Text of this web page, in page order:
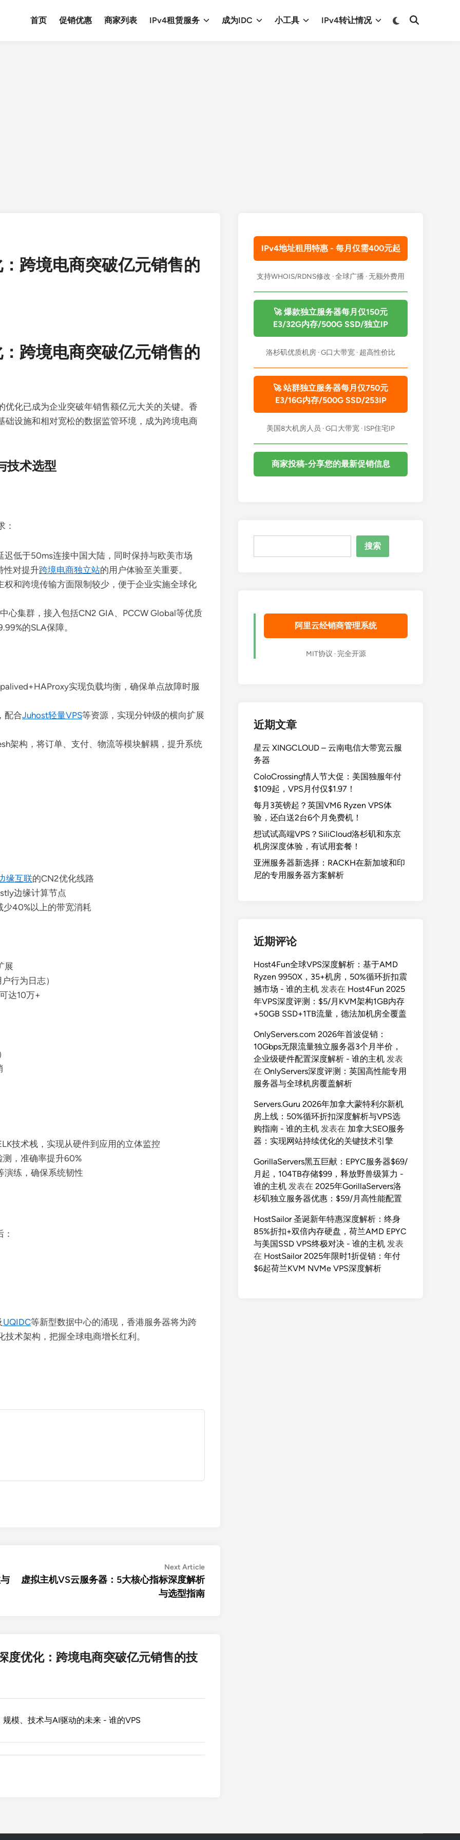
首页 促销优惠 商家列表 IPv4租赁服务 成为IDC 小工具 IPv4转让情况
Switch
Open
跨境电商突破亿元销售的
跨境电商突破亿元销售的
化已成为企业突破年销售额亿元大关的关键。香
设施和相对宽松的数据监管环境，成为跨境电商
技术选型
：
低于50ms连接中国大陆，同时保持与欧美市场
性对提升跨境电商独立站的用户体验至关重要。
权和跨境传输方面限制较少，便于企业实施全球化
心集群，接入包括CN2 GIA、PCCW Global等优质
的SLA保障。
实现负载均衡，确保单点故障时服
配合Juhost轻量VPS等资源，实现分钟级的横向扩展
架构，将订单、支付、物流等模块解耦，提升系统
缘互联的CN2优化线路
边缘计算节点
少40%以上的带宽消耗
展
行为日志）
达10万+
技术栈，实现从硬件到应用的立体监控
，准确率提升60%
演练，确保系统韧性
UQIDC等新型数据中心的涌现，香港服务器将为跨
术架构，把握全球电商增长红利。
Next ArticleNext
article:
虚拟主机VS云服务器：5大核心指标深度解析
与选型指南
度优化：跨境电商突破亿元销售的技
模、技术与AI驱动的未来 - 谁的VPS
IPv4地址租用特惠 - 每月仅需400元起
支持WHOIS/RDNS修改 · 全球广播 · 无额外费用
🚀 爆款独立服务器每月仅150元
E3/32G内存/500G SSD/独立IP
洛杉矶优质机房 · G口大带宽 · 超高性价比
🚀 站群独立服务器每月仅750元
E3/16G内存/500G SSD/253IP
美国8大机房人员 · G口大带宽 · ISP住宅IP
商家投稿-分享您的最新促销信息
搜索
阿里云经销商管理系统
MIT协议 · 完全开源
近期文章
星云 XINGCLOUD – 云南电信大带宽云服
务器
ColoCrossing情人节大促：美国独服年付
$109起，VPS月付仅$1.97！
每月3英镑起？英国VM6 Ryzen VPS体
验，还白送2台6个月免费机！
想试试高端VPS？SiliCloud洛杉矶和东京
机房深度体验，有试用套餐！
亚洲服务器新选择：RACKH在新加坡和印
尼的专用服务器方案解析
近期评论
Host4Fun全球VPS深度解析：基于AMD
Ryzen 9950X，35+机房，50%循环折扣震
撼市场 - 谁的主机 发表在 Host4Fun 2025
年VPS深度评测：$5/月KVM架构1GB内存
+50GB SSD+1TB流量，德法加机房全覆盖
OnlyServers.com 2026年首波促销：
10Gbps无限流量独立服务器3个月半价，
企业级硬件配置深度解析 - 谁的主机 发表
在 OnlyServers深度评测：英国高性能专用
服务器与全球机房覆盖解析
Servers.Guru 2026年加拿大蒙特利尔新机
房上线：50%循环折扣深度解析与VPS选
购指南 - 谁的主机 发表在 加拿大SEO服务
器：实现网站持续优化的关键技术引擎
GorillaServers黑五巨献：EPYC服务器$69/
月起，104TB存储$99，释放野兽级算力 -
谁的主机 发表在 2025年GorillaServers洛
杉矶独立服务器优惠：$59/月高性能配置
HostSailor 圣诞新年特惠深度解析：终身
85%折扣+双倍内存硬盘，荷兰AMD EPYC
与美国SSD VPS终极对决 - 谁的主机 发表
在 HostSailor 2025年限时1折促销：年付
$6起荷兰KVM NVMe VPS深度解析